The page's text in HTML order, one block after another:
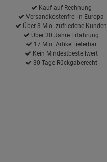
Kauf auf Rechnung
Versandkostenfrei in Europa
Über 3 Mio. zufriedene Kunden
Über 30 Jahre Erfahrung
17 Mio. Artikel lieferbar
Kein Mindestbestellwert
30 Tage Rückgaberecht